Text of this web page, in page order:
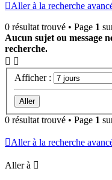
Aller à la recherche
0 résultat trouvé • Page 1
Aucun sujet ou message
recherche.
Afficher :
0 résultat trouvé • Page 1
Aller à la recherche
Aller à